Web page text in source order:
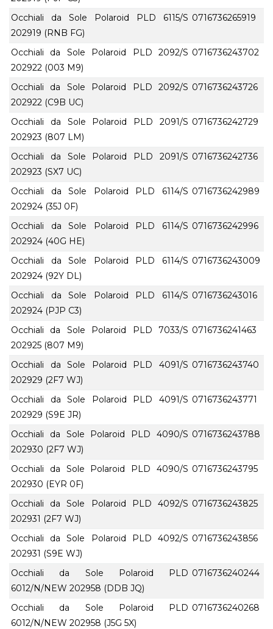
Occhiali da Sole Polaroid PLD 6115/S
202919 (RNB FG)
0716736265919
Occhiali da Sole Polaroid PLD 2092/S
202922 (003 M9)
0716736243702
Occhiali da Sole Polaroid PLD 2092/S
202922 (C9B UC)
0716736243726
Occhiali da Sole Polaroid PLD 2091/S
202923 (807 LM)
0716736242729
Occhiali da Sole Polaroid PLD 2091/S
202923 (SX7 UC)
0716736242736
Occhiali da Sole Polaroid PLD 6114/S
202924 (35J 0F)
0716736242989
Occhiali da Sole Polaroid PLD 6114/S
202924 (40G HE)
0716736242996
Occhiali da Sole Polaroid PLD 6114/S
202924 (92Y DL)
0716736243009
Occhiali da Sole Polaroid PLD 6114/S
202924 (PJP C3)
0716736243016
Occhiali da Sole Polaroid PLD 7033/S
202925 (807 M9)
0716736241463
Occhiali da Sole Polaroid PLD 4091/S
202929 (2F7 WJ)
0716736243740
Occhiali da Sole Polaroid PLD 4091/S
202929 (S9E JR)
0716736243771
Occhiali da Sole Polaroid PLD 4090/S
202930 (2F7 WJ)
0716736243788
Occhiali da Sole Polaroid PLD 4090/S
202930 (EYR 0F)
0716736243795
Occhiali da Sole Polaroid PLD 4092/S
202931 (2F7 WJ)
0716736243825
Occhiali da Sole Polaroid PLD 4092/S
202931 (S9E WJ)
0716736243856
Occhiali da Sole Polaroid PLD
6012/N/NEW 202958 (DDB JQ)
0716736240244
Occhiali da Sole Polaroid PLD
6012/N/NEW 202958 (J5G 5X)
0716736240268